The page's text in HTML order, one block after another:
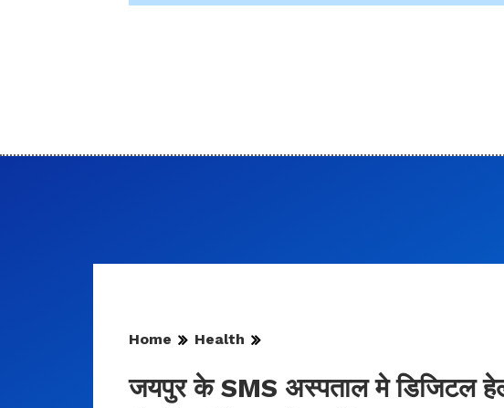
Home Health
जयपुर के SMS अस्पताल मे डिजिटल